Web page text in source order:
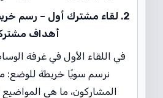
2. لقاء مشترك أول – رسم
أهداف
في اللقاء الأول في غرفة
نرسم سويًا خريطة للوضع:
المشاركون، ما هي المواضيع